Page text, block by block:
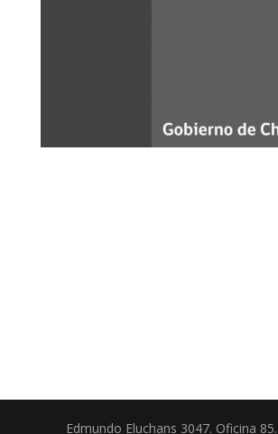
Edmundo Eluchans 3047. Oficina